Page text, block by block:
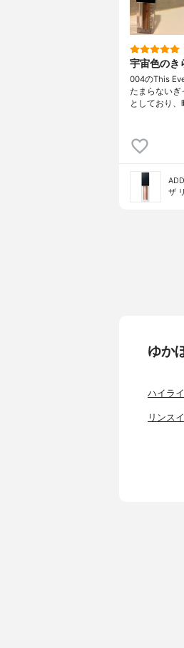
宇宙色のき
004のThis
たまらないぎ
としており
ザ
ゆか
ハイラ
リンス